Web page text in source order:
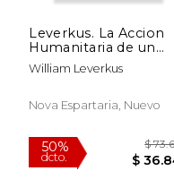
Leverkus. La Accion
Humanitaria de un
Consul Britanico
Durante la Guerra Civil
William Leverkus
Nova Espartaria, Nuevo